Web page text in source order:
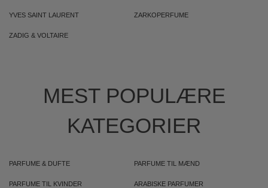
YVES SAINT LAURENT ZARKOPERFUME
ZADIG & VOLTAIRE
MEST POPULÆRE
KATEGORIER
PARFUME & DUFTE PARFUME TIL MÆND
PARFUME TIL KVINDER ARABISKE PARFUMER